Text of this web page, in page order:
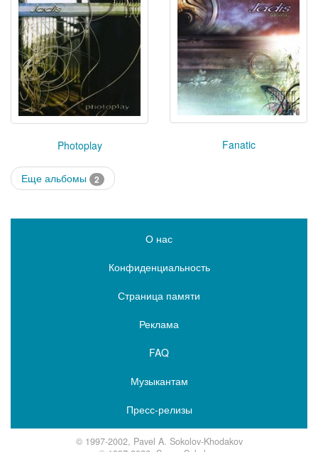
Photoplay Fanatic
Еще альбомы 2
О нас
Конфиденциальность
Страница памяти
Реклама
FAQ
Музыкантам
Пресс-релизы
© 1997-2002, Pavel A. Sokolov-Khodakov